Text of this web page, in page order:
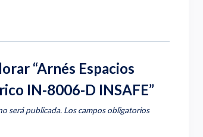
“Arnés Espacios
IN-8006-D INSAFE”
será publicada. Los campos obligatorios